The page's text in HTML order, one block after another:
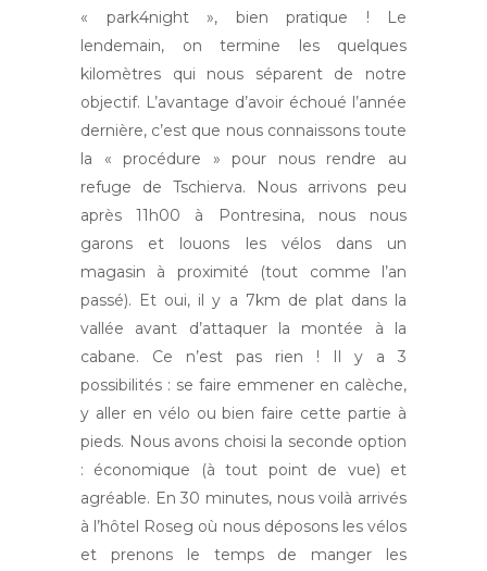
« park4night », bien pratique ! Le
lendemain, on termine les quelques
kilomètres qui nous séparent de notre
objectif. L’avantage d’avoir échoué l’année
dernière, c’est que nous connaissons toute
la « procédure » pour nous rendre au
refuge de Tschierva. Nous arrivons peu
après 11h00 à Pontresina, nous nous
garons et louons les vélos dans un
magasin à proximité (tout comme l’an
passé). Et oui, il y a 7km de plat dans la
vallée avant d’attaquer la montée à la
cabane. Ce n’est pas rien ! Il y a 3
possibilités : se faire emmener en calèche,
y aller en vélo ou bien faire cette partie à
pieds. Nous avons choisi la seconde option
: économique (à tout point de vue) et
agréable. En 30 minutes, nous voilà arrivés
à l’hôtel Roseg où nous déposons les vélos
et prenons le temps de manger les